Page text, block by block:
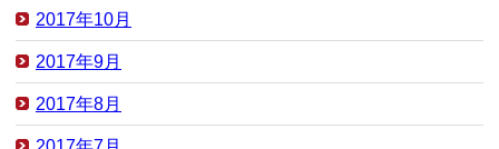
2017年10月
2017年9月
2017年8月